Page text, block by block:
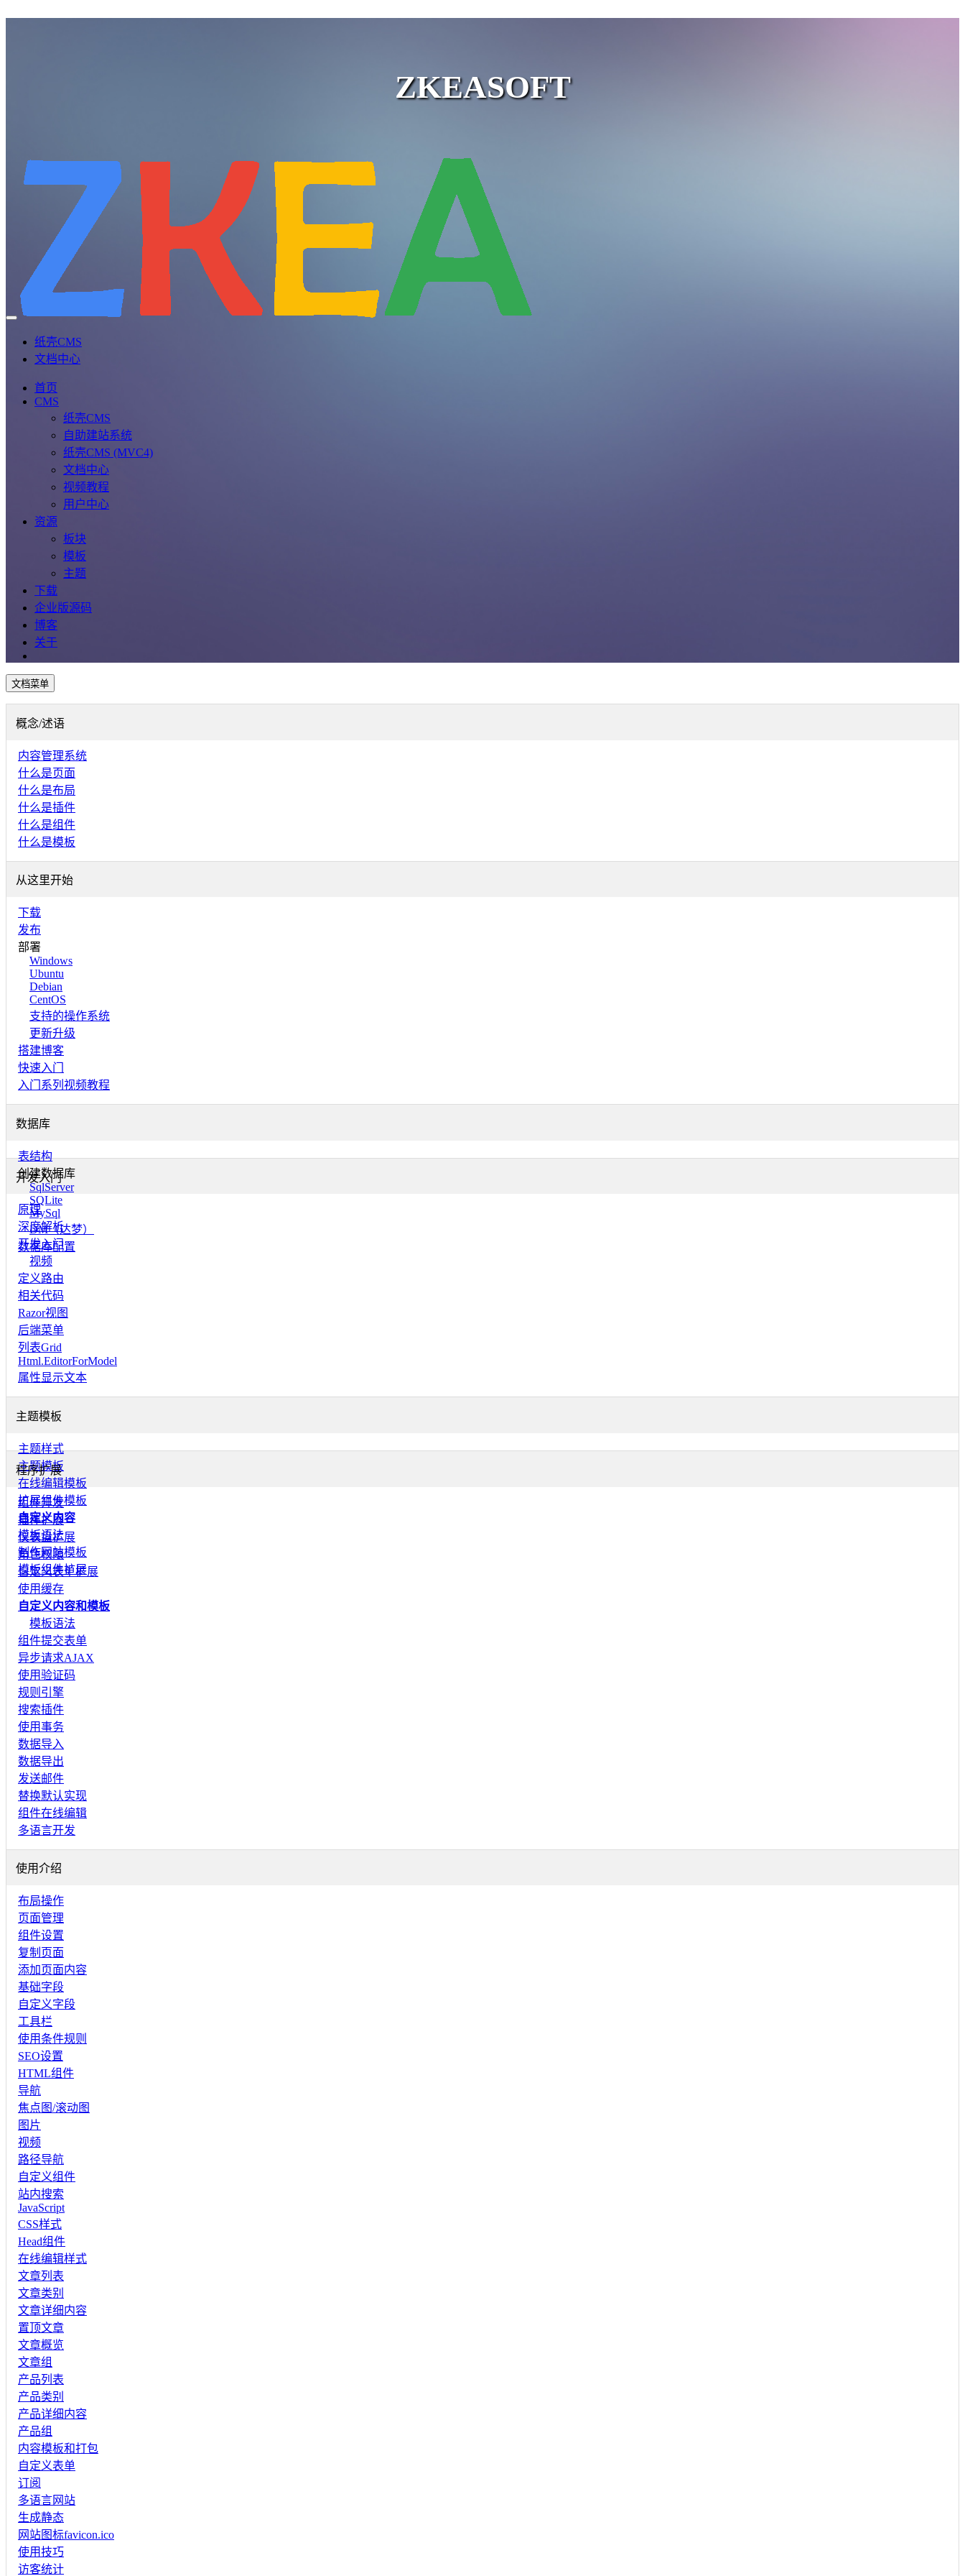
ZKEASOFT
纸壳CMS
文档中心
首页
CMS
纸壳CMS
自助建站系统
纸壳CMS (MVC4)
文档中心
视频教程
用户中心
资源
板块
模板
主题
下载
企业版源码
博客
关于
文档菜单
概念/述语
内容管理系统
什么是页面
什么是布局
什么是插件
什么是组件
什么是模板
从这里开始
下载
发布
部署
Windows
Ubuntu
Debian
CentOS
支持的操作系统
更新升级
搭建博客
快速入门
入门系列视频教程
数据库
表结构
创建数据库
SqlServer
SQLite
MySql
DM（达梦）
数据库配置
开发入门
原理
深度解析
开发入门
视频
定义路由
相关代码
Razor视图
后端菜单
列表Grid
Html.EditorForModel
属性显示文本
主题模板
主题样式
主题模板
在线编辑模板
扩展组件模板
自定义内容
模板语法
制作网站模板
模板组件扩展
程序扩展
组件开发
插件扩展
仪表盘扩展
角色权限
自定义表单扩展
使用缓存
自定义内容和模板
模板语法
组件提交表单
异步请求AJAX
使用验证码
规则引擎
搜索插件
使用事务
数据导入
数据导出
发送邮件
替换默认实现
组件在线编辑
多语言开发
使用介绍
布局操作
页面管理
组件设置
复制页面
添加页面内容
基础字段
自定义字段
工具栏
使用条件规则
SEO设置
HTML组件
导航
焦点图/滚动图
图片
视频
路径导航
自定义组件
站内搜索
JavaScript
CSS样式
Head组件
在线编辑样式
文章列表
文章类别
文章详细内容
置顶文章
文章概览
文章组
产品列表
产品类别
产品详细内容
产品组
内容模板和打包
自定义表单
订阅
多语言网站
生成静态
网站图标favicon.ico
使用技巧
访客统计